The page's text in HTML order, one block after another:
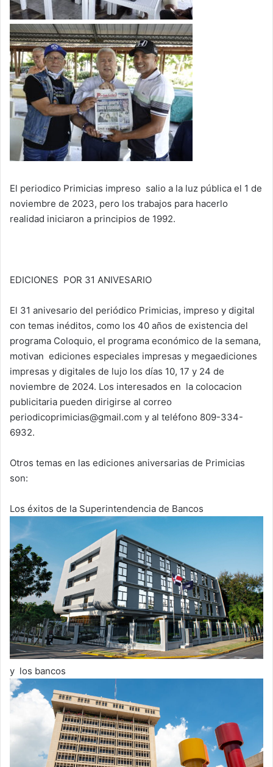
El periodico Primicias impreso salio a la luz pública el 1 de
noviembre de 2023, pero los trabajos para hacerlo
realidad iniciaron a principios de 1992.
EDICIONES POR 31 ANIVESARIO
El 31 anivesario del periódico Primicias, impreso y digital
con temas inéditos, como los 40 años de existencia del
programa Coloquio, el programa económico de la semana,
motivan ediciones especiales impresas y megaediciones
impresas y digitales de lujo los días 10, 17 y 24 de
noviembre de 2024. Los interesados en la colocacion
publicitaria pueden dirigirse al correo
periodicoprimicias@gmail.com y al teléfono 809-334-
6932.
Otros temas en las ediciones aniversarias de Primicias
son:
Los éxitos de la Superintendencia de Bancos
y los bancos